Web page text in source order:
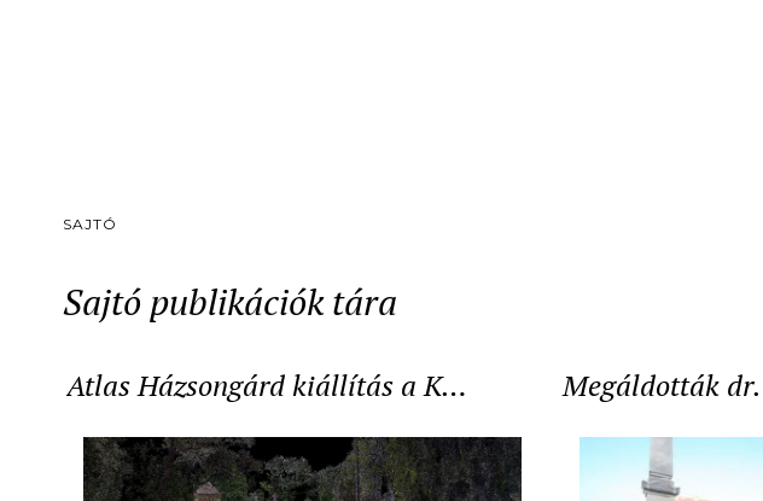
SAJTÓ
Sajtó publikációk tára
Atlas Házsongárd kiállítás a K… Megáldották